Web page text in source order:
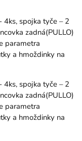
spojka tyče – 2
zadná(PULLO)
parametra
a hmoždinky na
spojka tyče – 2
zadná(PULLO)
parametra
a hmoždinky na